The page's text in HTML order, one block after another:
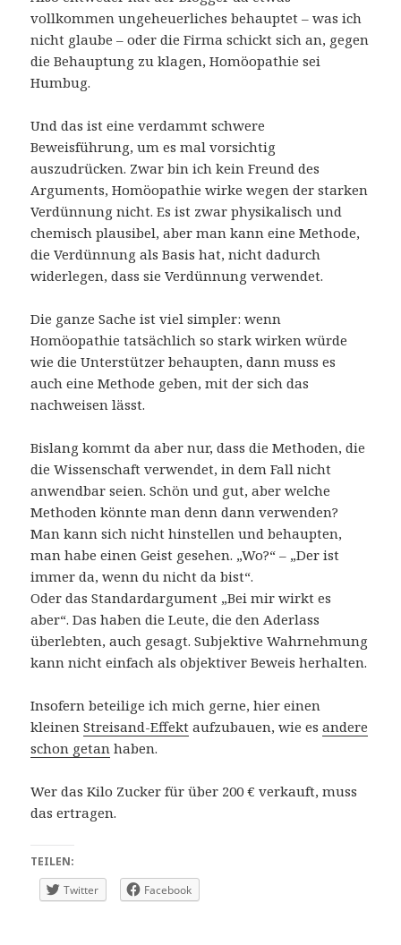
vollkommen ungeheuerliches behauptet – was ich
nicht glaube – oder die Firma schickt sich an, gegen
die Behauptung zu klagen, Homöopathie sei
Humbug.
Und das ist eine verdammt schwere
Beweisführung, um es mal vorsichtig
auszudrücken. Zwar bin ich kein Freund des
Arguments, Homöopathie wirke wegen der starken
Verdünnung nicht. Es ist zwar physikalisch und
chemisch plausibel, aber man kann eine Methode,
die Verdünnung als Basis hat, nicht dadurch
widerlegen, dass sie Verdünnung verwendet.
Die ganze Sache ist viel simpler: wenn
Homöopathie tatsächlich so stark wirken würde
wie die Unterstützer behaupten, dann muss es
auch eine Methode geben, mit der sich das
nachweisen lässt.
Bislang kommt da aber nur, dass die Methoden, die
die Wissenschaft verwendet, in dem Fall nicht
anwendbar seien. Schön und gut, aber welche
Methoden könnte man denn dann verwenden?
Man kann sich nicht hinstellen und behaupten,
man habe einen Geist gesehen. „Wo?“ – „Der ist
immer da, wenn du nicht da bist“.
Oder das Standardargument „Bei mir wirkt es
aber“. Das haben die Leute, die den Aderlass
überlebten, auch gesagt. Subjektive Wahrnehmung
kann nicht einfach als objektiver Beweis herhalten.
Insofern beteilige ich mich gerne, hier einen
kleinenStreisand-Effekt aufzubauen, wie esandere
schon getan haben.
Wer das Kilo Zucker für über 200 € verkauft, muss
das ertragen.
TEILEN:
Twitter
Facebook